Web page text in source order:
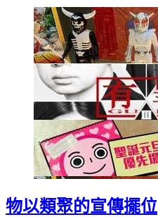
物以類聚的宣傳擺位